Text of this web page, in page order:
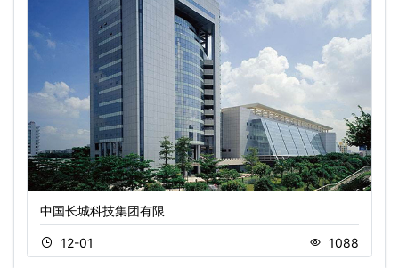
中国长城科技集团有限
12-01 1088